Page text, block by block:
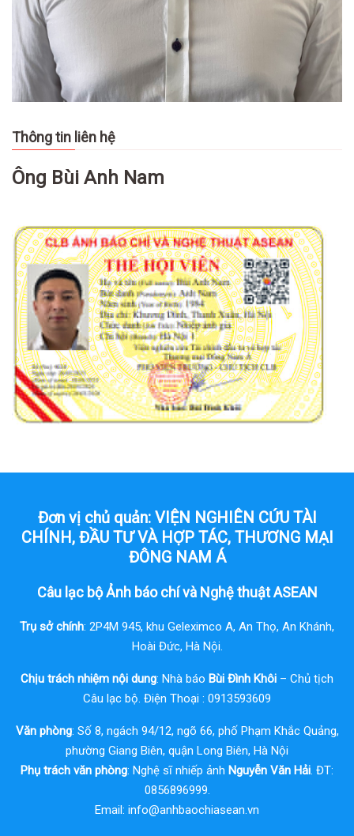
Thông tin liên hệ
Ông Bùi Anh Nam
Đơn vị chủ quản: VIỆN NGHIÊN CỨU TÀI
CHÍNH, ĐẦU TƯ VÀ HỢP TÁC, THƯƠNG MẠI
ĐÔNG NAM Á
Câu lạc bộ Ảnh báo chí và Nghệ thuật ASEAN
Trụ sở chính: 2P4M 945, khu Geleximco A, An Thọ, An Khánh,
Hoài Đức, Hà Nội.
Chịu trách nhiệm nội dung: Nhà báo Bùi Đình Khôi – Chủ tịch
Câu lạc bộ. Điện Thoại : 0913593609
Văn phòng: Số 8, ngách 94/12, ngõ 66, phố Phạm Khắc Quảng,
phường Giang Biên, quận Long Biên, Hà Nội
Phụ trách văn phòng: Nghệ sĩ nhiếp ảnh Nguyễn Văn Hải. ĐT:
0856896999.
Email: info@anhbaochiasean.vn